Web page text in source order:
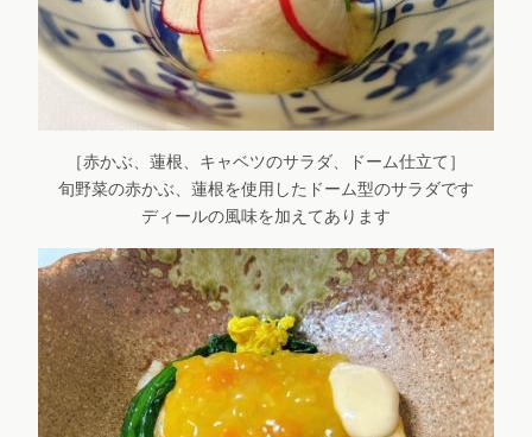
［赤かぶ、蓮根、キャベツのサラダ、ドーム仕立て］
旬野菜の赤かぶ、蓮根を使用したドーム型のサラダです
ディールの風味を加えてあります